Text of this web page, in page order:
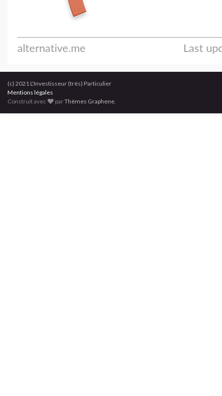
(c) 2021 L'Investisseur (très) Particulier
Mentions légales
Construit avec
parThèmes Graphene